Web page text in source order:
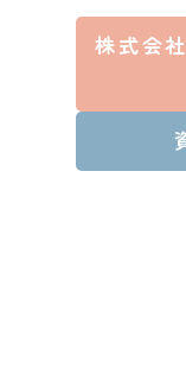
株式会